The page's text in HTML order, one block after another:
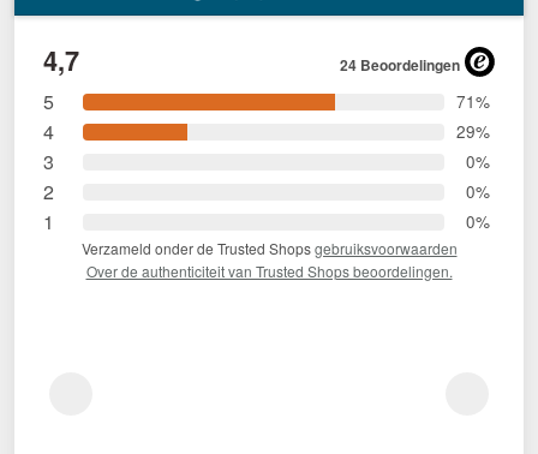
4,7 24 Beoordelingen
5 71%
4 29%
3 0%
2 0%
1 0%
Verzameld onder de Trusted Shopsgebruiksvoorwaarden
Over de authenticiteit van Trusted Shops beoordelingen.